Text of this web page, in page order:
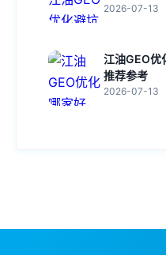
2026-07-13
江油GEO优
推荐参考
2026-07-13